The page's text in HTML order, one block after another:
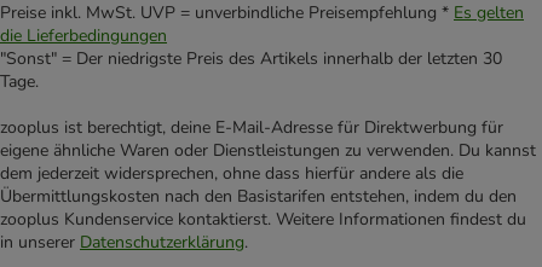
Preise inkl. MwSt. UVP = unverbindliche Preisempfehlung * Es gelten
die Lieferbedingungen
"Sonst" = Der niedrigste Preis des Artikels innerhalb der letzten 30
Tage.
zooplus ist berechtigt, deine E-Mail-Adresse für Direktwerbung für
eigene ähnliche Waren oder Dienstleistungen zu verwenden. Du kannst
dem jederzeit widersprechen, ohne dass hierfür andere als die
Übermittlungskosten nach den Basistarifen entstehen, indem du den
zooplus Kundenservice kontaktierst. Weitere Informationen findest du
in unserer Datenschutzerklärung.